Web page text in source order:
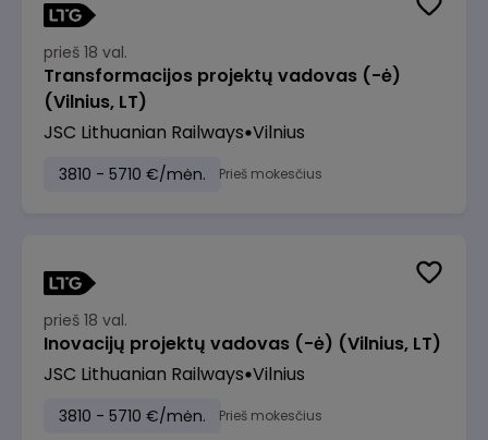
prieš 18 val.
Transformacijos projektų vadovas (-ė)
(Vilnius, LT)
JSC Lithuanian Railways Vilnius
3810 - 5710 €/mėn. Prieš mokesčius
prieš 18 val.
Inovacijų projektų vadovas (-ė) (Vilnius, LT)
JSC Lithuanian Railways Vilnius
3810 - 5710 €/mėn. Prieš mokesčius